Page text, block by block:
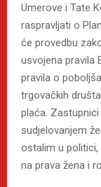
Umerove i Tate
raspravljati o
će provedbu
usvojena pravila
pravila o
trgovačkih
plaća.
sudjelovanjem
ostalim u politici,
na prava žena i